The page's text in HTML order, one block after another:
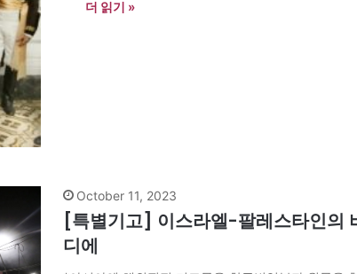
더 읽기 »
October 11, 2023
[특별기고] 이스라엘-팔레스타인의
디에